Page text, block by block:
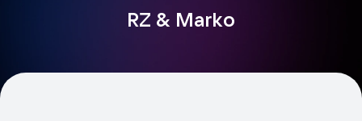
RZ & Marko